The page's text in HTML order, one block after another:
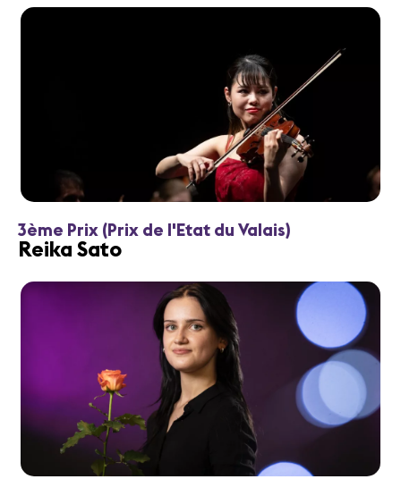
3ème Prix (Prix de l'Etat du Valais)
Reika Sato